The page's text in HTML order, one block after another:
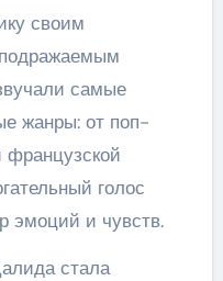
своим
самые
жанры: от поп-
голос
эмоций и чувств.
стала